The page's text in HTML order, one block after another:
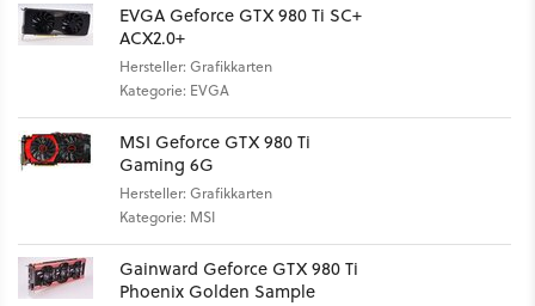
EVGA Geforce GTX 980 Ti SC+
ACX2.0+
Hersteller: Grafikkarten
Kategorie: EVGA
MSI Geforce GTX 980 Ti
Gaming 6G
Hersteller: Grafikkarten
Kategorie: MSI
Gainward Geforce GTX 980 Ti
Phoenix Golden Sample